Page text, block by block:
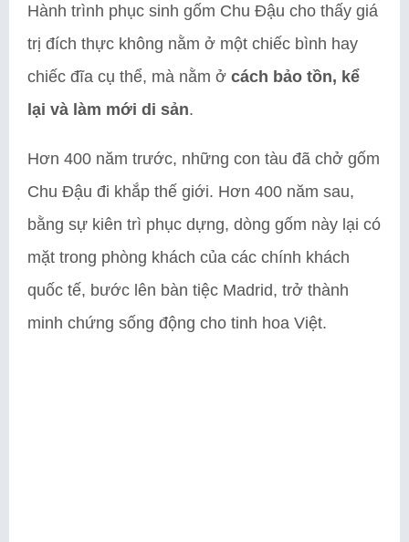
Hành trình phục sinh gốm Chu Đậu cho thấy giá
trị đích thực không nằm ở một chiếc bình hay
chiếc đĩa cụ thể, mà nằm ở cách bảo tồn, kể
lại và làm mới di sản.
Hơn 400 năm trước, những con tàu đã chở gốm
Chu Đậu đi khắp thế giới. Hơn 400 năm sau,
bằng sự kiên trì phục dựng, dòng gốm này lại có
mặt trong phòng khách của các chính khách
quốc tế, bước lên bàn tiệc Madrid, trở thành
minh chứng sống động cho tinh hoa Việt.